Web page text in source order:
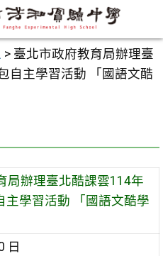
> 臺北市政府教育局辦理臺
自主學習活動 「國語文酷
局辦理臺北酷課雲114年
主學習活動 「國語文酷學
日